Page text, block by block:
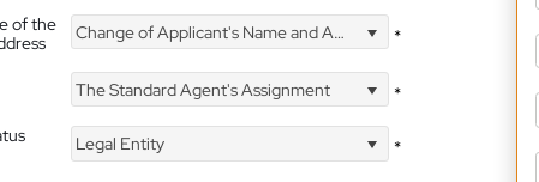
of the
Change of Applicant's Name and Address *
The Standard Agent's Assignment
*
Legal Entity
*